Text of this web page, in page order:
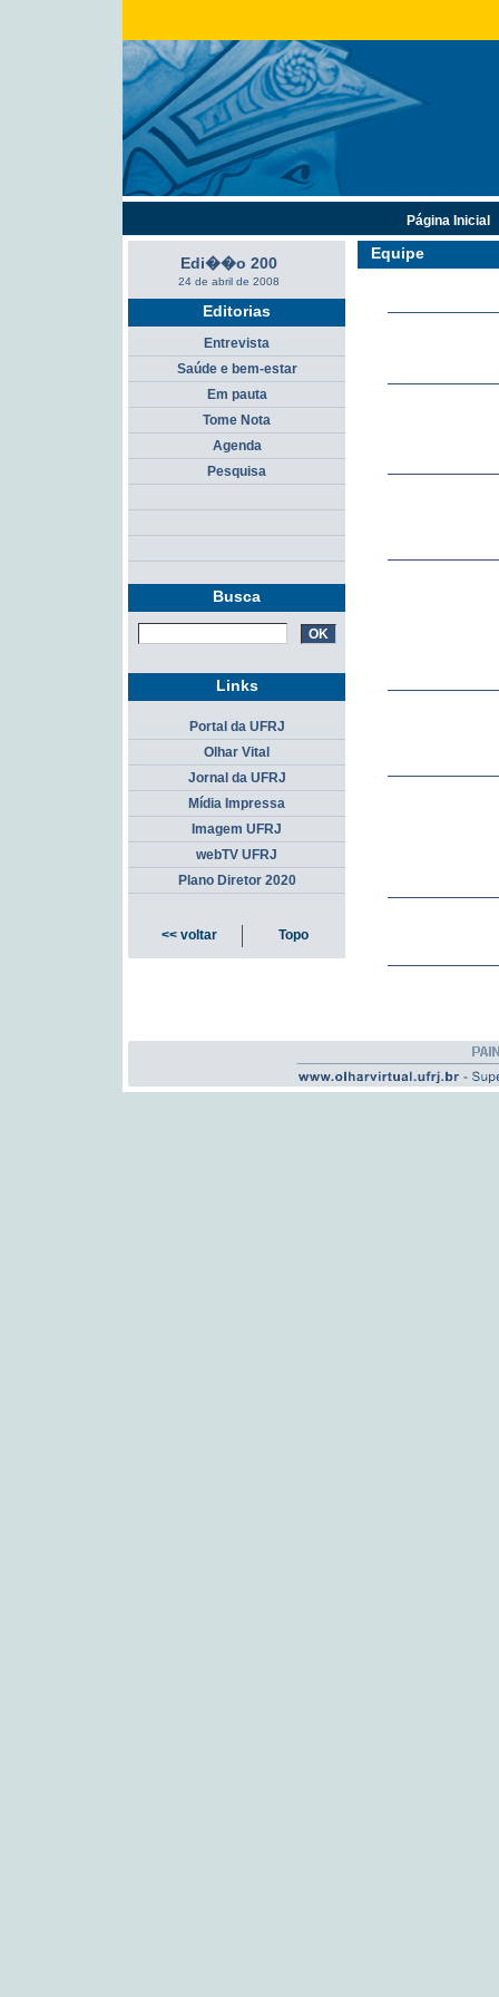
Equipe
Edi��o 200
24 de abril de 2008
Editorias
Entrevista
Saúde e bem-estar
Em pauta
Tome Nota
Agenda
Pesquisa
Busca
Página Inicial
Links
Portal da UFRJ
Olhar Vital
Jornal da UFRJ
Mídia Impressa
Imagem UFRJ
webTV UFRJ
Plano Diretor 2020
<< voltar Topo